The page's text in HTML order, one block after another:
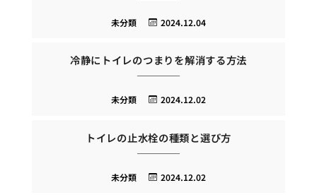
2024.12.04
未分類
冷静にトイレのつまりを解消する方法
2024.12.02
未分類
トイレの止水栓の種類と選び方
2024.12.02
未分類